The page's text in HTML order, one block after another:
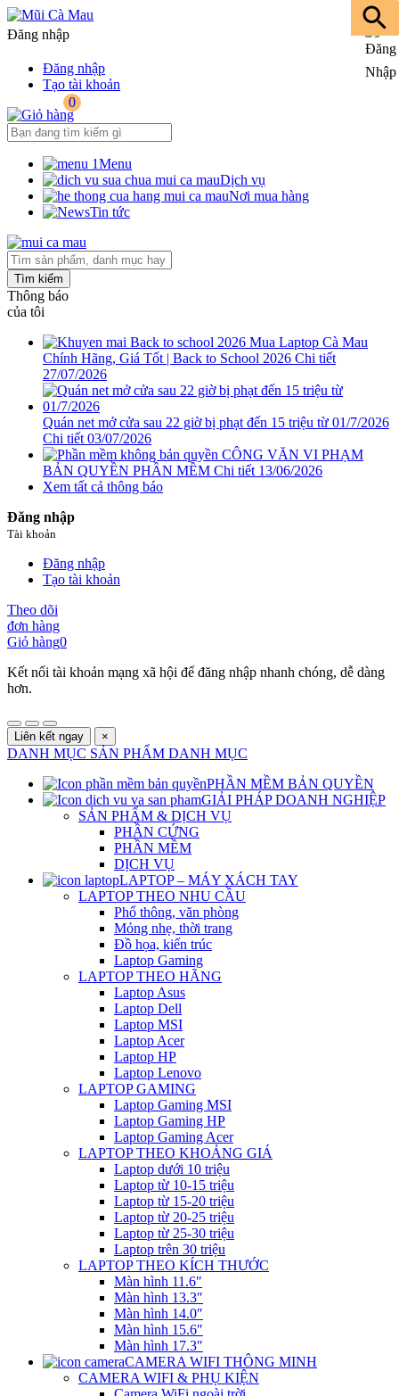
Đăng nhập
Đăng nhập
Tạo tài khoản
0
Menu
Dịch vụ
Nơi mua hàng
Tin tức
Tìm kiếm
Thông báo
của tôi
Mua Laptop Cà Mau
Chính Hãng, Giá Tốt | Back to School 2026 Chi tiết
27/07/2026
Quán net mở cửa sau 22 giờ bị phạt đến 15 triệu từ 01/7/2026
Chi tiết 03/07/2026
CÔNG VĂN VI PHẠM
BẢN QUYỀN PHẦN MỀM Chi tiết 13/06/2026
Xem tất cả thông báo
Đăng nhập
Tài khoản
Đăng nhập
Tạo tài khoản
Theo dõi
đơn hàng
Giỏ hàng0
Kết nối tài khoản mạng xã hội để đăng nhập nhanh chóng, dễ dàng
hơn.
Liên kết ngay ×
DANH MỤC SẢN PHẨM DANH MỤC
PHẦN MỀM BẢN QUYỀN
GIẢI PHÁP DOANH NGHIỆP
SẢN PHẨM & DỊCH VỤ
PHẦN CỨNG
PHẦN MỀM
DỊCH VỤ
LAPTOP – MÁY XÁCH TAY
LAPTOP THEO NHU CẦU
Phổ thông, văn phòng
Mỏng nhẹ, thời trang
Đồ họa, kiến trúc
Laptop Gaming
LAPTOP THEO HÃNG
Laptop Asus
Laptop Dell
Laptop MSI
Laptop Acer
Laptop HP
Laptop Lenovo
LAPTOP GAMING
Laptop Gaming MSI
Laptop Gaming HP
Laptop Gaming Acer
LAPTOP THEO KHOẢNG GIÁ
Laptop dưới 10 triệu
Laptop từ 10-15 triệu
Laptop từ 15-20 triệu
Laptop từ 20-25 triệu
Laptop từ 25-30 triệu
Laptop trên 30 triệu
LAPTOP THEO KÍCH THƯỚC
Màn hình 11.6″
Màn hình 13.3″
Màn hình 14.0″
Màn hình 15.6″
Màn hình 17.3″
CAMERA WIFI THÔNG MINH
CAMERA WIFI & PHỤ KIỆN